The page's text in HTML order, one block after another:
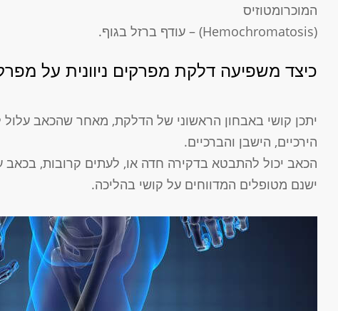
המוכרומטוזיס
(Hemochromatosis) – עודף ברזל בגוף.
כיצד משפיעה דלקת מפרקים ניוונית על
יתכן קושי באבחון הראשוני של הדלקת, מאחר שהכאב עלול
הירכיים, הישבן והברכיים.
הכאב יכול להתבטא בדקירה חדה או, לעתים קרובות, בכאב
ישנם מטופלים המדווחים על קושי בהליכה.